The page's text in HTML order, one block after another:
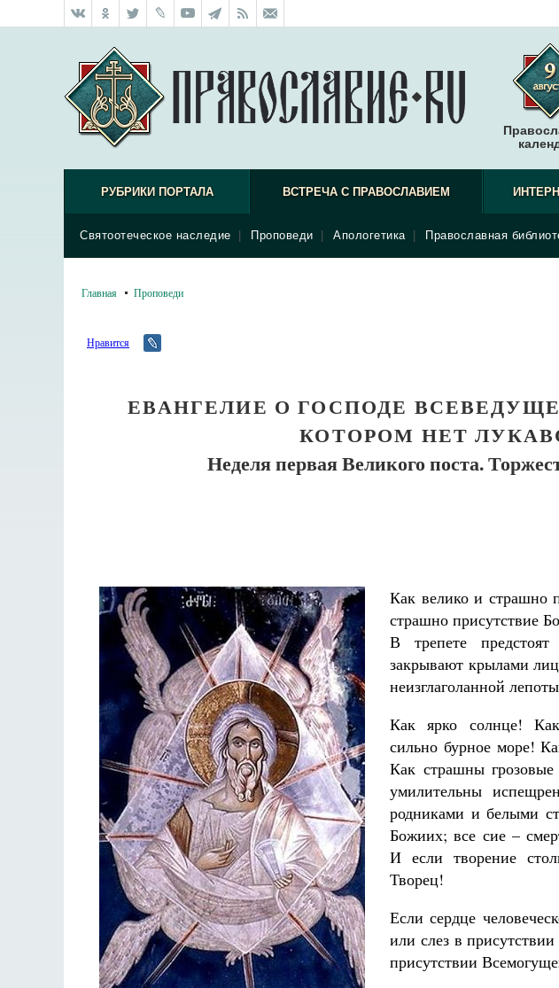
РУБРИКИ ПОРТАЛА ВСТРЕЧА С ПРАВОСЛАВИЕМ
Святоотеческое наследие Проповеди Апологетика Православная
Главная Проповеди
Нравится
ЕВАНГЕЛИЕ О ГОСПОДЕ
КОТОРОМ НЕТ
Неделя первая Великого поста.
Как велико и страшно
страшно присутствие
В трепете
закрывают крылами
неизглаголанной
Как ярко солнце!
сильно бурное море!
Как страшны
умилительны
родниками и белыми
Божиих; все сие –
И если творение
Творец!
Если сердце
или слез в
присутствии
Разлуки не будет
Фредерика де Грааф Как найти своё место в жизни
Кирилл Мурышев